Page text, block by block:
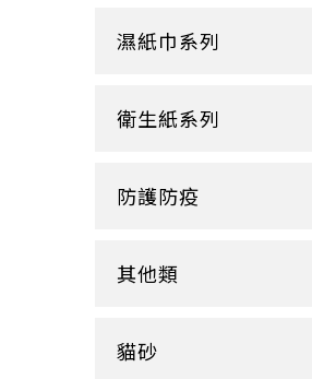
冰淇淋杯
捲口杯
玻璃
杯蓋
杯架
湯杯蓋
點心盒
塑膠餐盒
鋁箔盒
底襯
刀、叉、匙
牙籤
濕紙巾系列
圓濕巾
衛生紙系列
盒裝面紙、補充包
衛生紙盒/架
防護防疫
其他類
料理紙
貓砂